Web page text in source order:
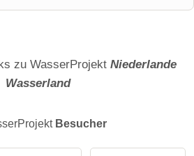
zu WasserProjekt Niederlande
Wasserland
Besucher